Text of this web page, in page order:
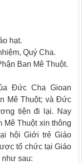
hạt.
Quý Cha.
Ban Mê Thuột.
Đức Cha Gioan
Mê Thuột; và Đức
tiện đi lại. Nay
Mê Thuột xin thông
hội Giới trẻ Giáo
tổ chức tại Giáo
như sau: